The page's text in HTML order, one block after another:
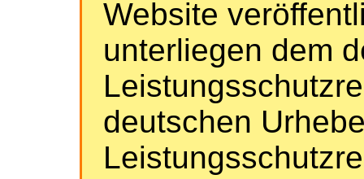
Website
unterliegen dem
deutschen